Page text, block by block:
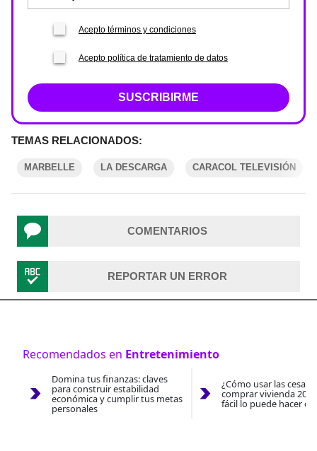
Acepto términos y condiciones
Acepto política de tratamiento de datos
SUSCRIBIRME
TEMAS RELACIONADOS:
MARBELLE LA DESCARGA CARACOL TELEVISIÓN
COMENTARIOS
REPORTAR UN ERROR
Recomendados en Entretenimiento
Domina tus finanzas: claves
para construir estabilidad
económica y cumplir tus metas
personales
¿Cómo usar las
comprar vivienda
fácil lo puede hacer